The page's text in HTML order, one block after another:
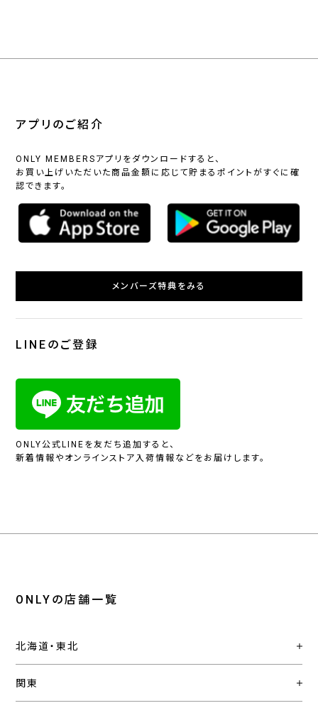
アプリのご紹介
ONLY MEMBERSアプリをダウンロードすると、
お買い上げいただいた商品金額に応じて貯まるポイントがすぐに確
認できます。
メンバーズ特典をみる
LINEのご登録
ONLY公式LINEを友だち追加すると、
新着情報やオンラインストア入荷情報などをお届けします。
ONLYの店舗一覧
北海道・東北
関東